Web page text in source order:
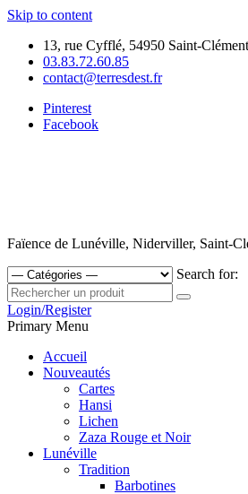
Skip to content
13, rue Cyfflé, 54950 Saint-Clément
03.83.72.60.85
contact@terresdest.fr
Pinterest
Facebook
Faïence de Lunéville, Niderviller, Saint-
Search for:
Login/Register
Primary Menu
Accueil
Nouveautés
Cartes
Hansi
Lichen
Zaza Rouge et Noir
Lunéville
Tradition
Barbotines